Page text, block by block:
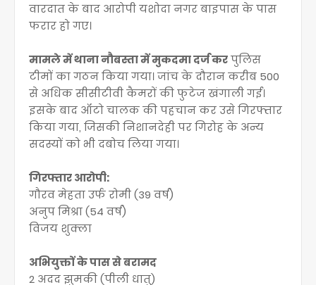
वारदात के बाद आरोपी यशोदा नगर बाइपास के पास
फरार हो गए।
मामले में थाना नौबस्ता में मुकदमा दर्ज करपुलिस
टीमों का गठन किया गया। जांच के दौरान करीब 500
से अधिक सीसीटीवी कैमरों की फुटेज खंगाली गई।
इसके बाद ऑटो चालक की पहचान कर उसे गिरफ्तार
किया गया, जिसकी निशानदेही पर गिरोह के अन्य
सदस्यों को भी दबोच लिया गया।
गिरफ्तार आरोपी:
गौरव मेहता उर्फ रोमी (39 वर्ष)
अनुप मिश्रा (54 वर्ष)
विजय शुक्ला
अभियुक्तों के पास से बरामद
2 अदद झुमकी (पीली धातु)